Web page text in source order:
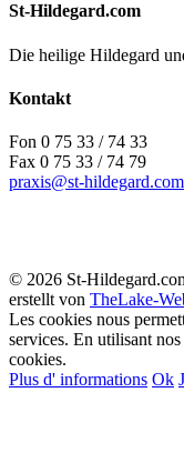
St-Hildegard.com
Die heilige Hildegard
Kontakt
Fon 0 75 33 / 74 33
Fax 0 75 33 / 74 79
praxis@st-hildegard.com
© 2026 St-
erstellt von TheLake-
Les cookies nous
services. En utilisant
cookies.
Plus d' informations Ok